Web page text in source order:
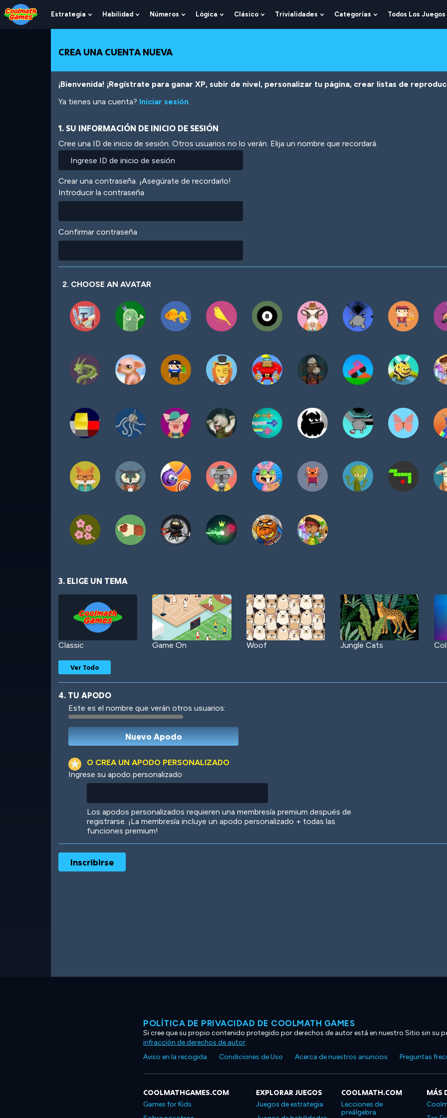
Skip
to
Top
Skip
to
Navigation
Skip
to
Main
Skip
to
Footer
Pasar
al
contenido
Estrategia
Show
Submenu
Estrategia
Habilidad
Show
Submenu
Habilidad
Números
Show
Submenu
Lógica
Show
Submenu
Clásico
Show
Submenu
Trivialidades
Show
Submenu
Categorías
Show
Submenu
Todos Los Juegos
CREA UNA CUENTA NUEVA
¡Bienvenida! ¡Regístrate para ganar XP, subir de nivel, personalizar tu página, crear listas de
Ya tienes una cuenta? Iniciar sesión.
1. SU INFORMACIÓN DE INICIO DE SESIÓN
Cree una ID de inicio de sesión. Otros usuarios no lo verán. Elija un nombre que recordará.
Crear una contraseña. ¡Asegúrate de recordarlo!
Introducir la contraseña
Confirmar contraseña
2. CHOOSE AN AVATAR
3. ELIGE UN TEMA
Classic Game On Woof Jungle Cats
Robotic International
Ooh! Aah!
Ver Todo
4. TU APODO
Este es el nombre que verán otros usuarios:
O CREA UN APODO PERSONALIZADO
Ingrese su apodo personalizado
Los apodos personalizados requieren una membresía premium después de
registrarse. ¡La membresía incluye un apodo personalizado + todas las
funciones premium!
POLÍTICA DE PRIVACIDAD DE COOLMATH GAMES
Si cree que su propio contenido protegido por derechos de autor está en nuestro Sitio sin su
infracción de derechos de autor.
Aviso en la recogida
Condiciones de Uso Acerca de nuestros anuncios Preguntas
COOLMATHGAMES.COM
Games for Kids
EXPLORAR JUEGOS
Juegos de estrategia
COOLMATH.COM
Lecciones de
preálgebra
MÁS